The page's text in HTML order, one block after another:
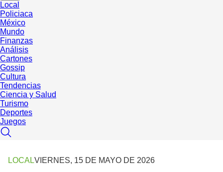
Local
Policiaca
México
Mundo
Finanzas
Análisis
Cartones
Gossip
Cultura
Tendencias
Ciencia y Salud
Turismo
Deportes
Juegos
LOCALVIERNES, 15 DE MAYO DE 2026